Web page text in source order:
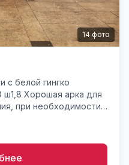
14 фото
с белой гингко
ш1,8 Хорошая арка для
при необходимости